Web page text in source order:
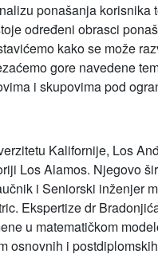
ponašanja
određeni obrasci
kako se može
gore navedene
i skupovima pod
Kalifornije, Los
Los Alamos. Njegovo
i Seniorski inženjer
Ekspertize dr
u matematičkom
osnovnih i